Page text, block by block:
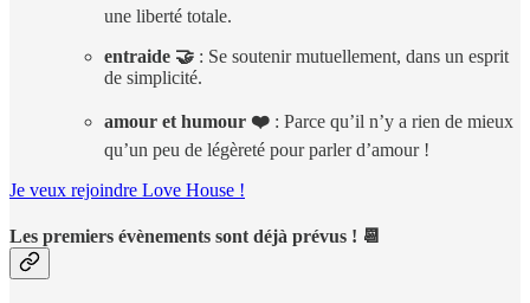
une liberté totale.
entraide 🤝 : Se soutenir mutuellement, dans un esprit
de simplicité.
amour et humour ❤️ : Parce qu’il n’y a rien de mieux
qu’un peu de légèreté pour parler d’amour !
Je veux rejoindre Love House !
Les premiers évènements sont déjà prévus ! 📆